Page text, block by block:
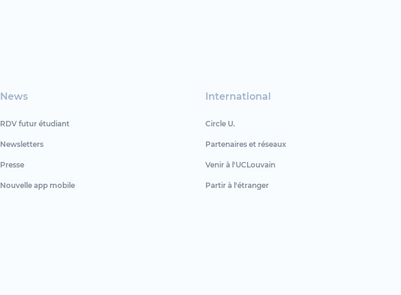
News
RDV futur étudiant
Newsletters
Presse
Nouvelle app mobile
International
Circle U.
Partenaires et réseaux
Venir à l'UCLouvain
Partir à l'étranger